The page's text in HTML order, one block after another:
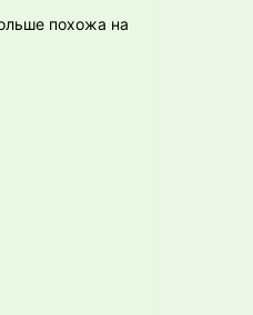
похожа на